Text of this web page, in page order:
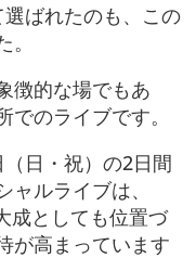
ばれたのも、この
徴的な場でもあ
のライブです。
日・祝）の2日間
ルライブは、
成としても位置づ
が高まっています​